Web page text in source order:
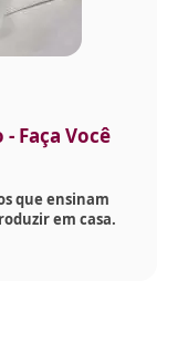
Faça Você
que ensinam
em casa.